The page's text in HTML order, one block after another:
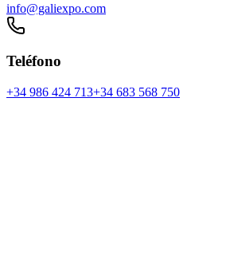
info@galiexpo.com
Teléfono
+34 986 424 713+34 683 568 750